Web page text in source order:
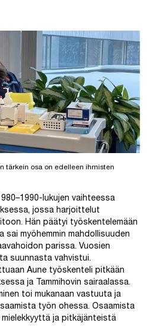
tärkein osa on edelleen ihmisten
lukujen vaihteessa
jossa harjoittelut
Hän päätyi työskentelemään
sai myöhemmin mahdollisuuden
parissa. Vuosien
suunnasta vahvistui.
Aune työskenteli pitkään
ja Tammihovin sairaalassa.
toi mukanaan vastuuta ja
työn ohessa. Osaamista
ja pitkäjänteistä